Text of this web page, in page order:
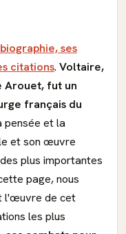
ses
citations. Voltaire,
Arouet, fut un
français du
pensée et la
et son œuvre
plus importantes
page, nous
l'œuvre de cet
les plus